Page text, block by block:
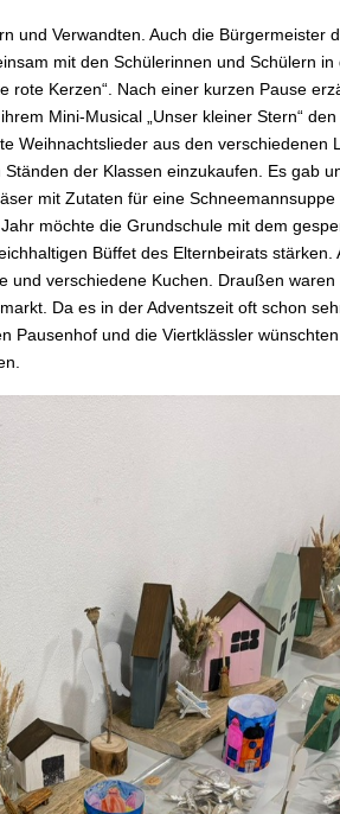
und Verwandten. Auch die Bürgermeister
mit den Schülerinnen und Schülern
rote Kerzen“. Nach einer kurzen Pause
Mini-Musical „Unser kleiner Stern“
Weihnachtslieder aus den verschiedenen
der Klassen einzukaufen. Es gab
mit Zutaten für eine
möchte die Grundschule mit dem
Büffet des Elternbeirats
und verschiedene Kuchen. Draußen
Da es in der Adventszeit oft schon
Pausenhof und die Viertklässler